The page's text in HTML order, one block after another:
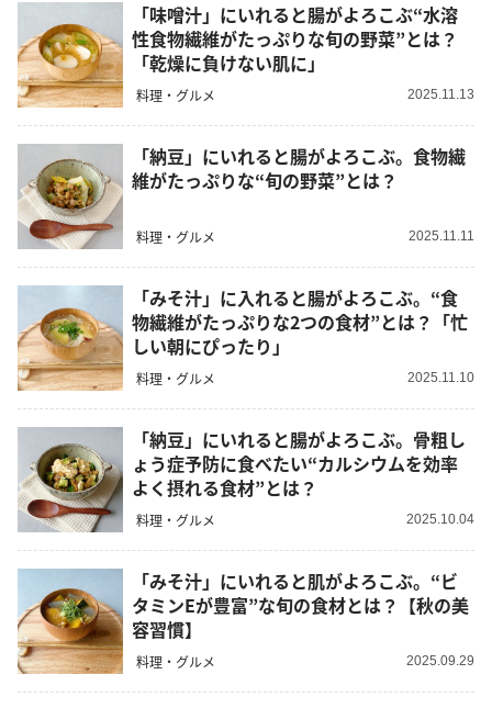
「味噌汁」にいれると腸がよろこぶ“水溶
性食物繊維がたっぷりな旬の野菜”とは？
「乾燥に負けない肌に」
料理・グルメ 2025.11.13
「納豆」にいれると腸がよろこぶ。食物繊
維がたっぷりな“旬の野菜”とは？
料理・グルメ 2025.11.11
「みそ汁」に入れると腸がよろこぶ。“食
物繊維がたっぷりな2つの食材”とは？「忙
しい朝にぴったり」
料理・グルメ 2025.11.10
「納豆」にいれると腸がよろこぶ。骨粗し
ょう症予防に食べたい“カルシウムを効率
よく摂れる食材”とは？
料理・グルメ 2025.10.04
「みそ汁」にいれると肌がよろこぶ。“ビ
タミンEが豊富”な旬の食材とは？【秋の美
容習慣】
料理・グルメ 2025.09.29